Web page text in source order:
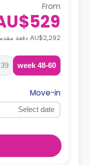
From
AU$2,292 دفعة مقدمة
48-60 week
Move-in